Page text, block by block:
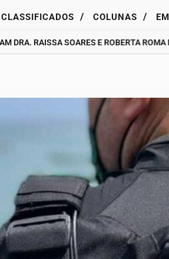
CLASSIFICADOS / COLUNAS /
RAISSA SOARES E ROBERTA ROMA NA